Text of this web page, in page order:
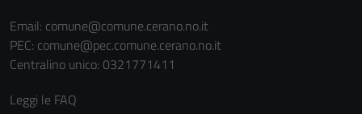
Email: comune@comune.cerano.no.it
PEC: comune@pec.comune.cerano.no.it
Centralino unico: 0321771411
Leggi le FAQ